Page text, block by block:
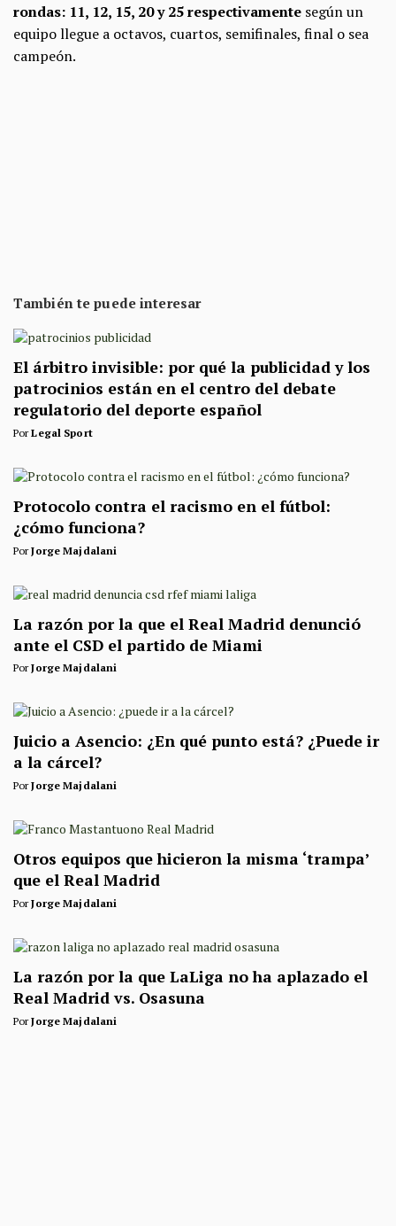
rondas: 11, 12, 15, 20 y 25 respectivamente según un
equipo llegue a octavos, cuartos, semifinales, final o sea
campeón.
También te puede interesar
El árbitro invisible: por qué la publicidad y los
patrocinios están en el centro del debate
regulatorio del deporte español
PorLegal Sport
Protocolo contra el racismo en el fútbol:
¿cómo funciona?
PorJorge Majdalani
La razón por la que el Real Madrid denunció
ante el CSD el partido de Miami
PorJorge Majdalani
Juicio a Asencio: ¿En qué punto está? ¿Puede ir
a la cárcel?
PorJorge Majdalani
Otros equipos que hicieron la misma ‘trampa’
que el Real Madrid
PorJorge Majdalani
La razón por la que LaLiga no ha aplazado el
Real Madrid vs. Osasuna
PorJorge Majdalani